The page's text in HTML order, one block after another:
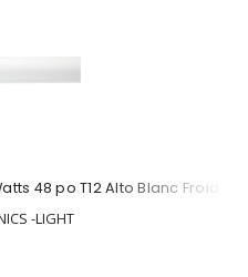
48 po T12 Alto Blanc Froid
-LIGHT